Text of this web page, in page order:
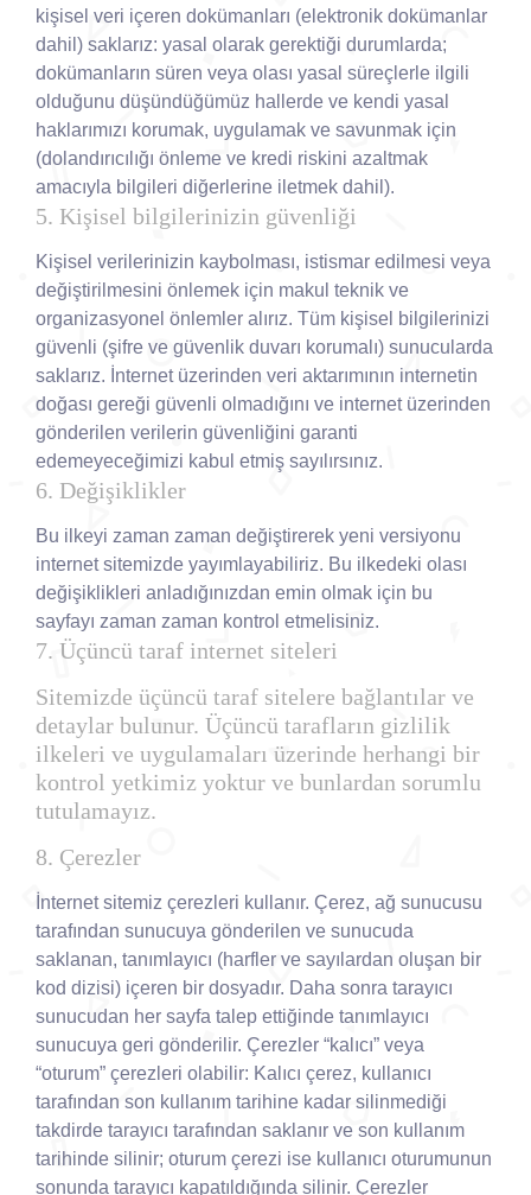
kişisel veri içeren dokümanları (elektronik dokümanlar
dahil) saklarız: yasal olarak gerektiği durumlarda;
dokümanların süren veya olası yasal süreçlerle ilgili
olduğunu düşündüğümüz hallerde ve kendi yasal
haklarımızı korumak, uygulamak ve savunmak için
(dolandırıcılığı önleme ve kredi riskini azaltmak
amacıyla bilgileri diğerlerine iletmek dahil).
5. Kişisel bilgilerinizin güvenliği
Kişisel verilerinizin kaybolması, istismar edilmesi veya
değiştirilmesini önlemek için makul teknik ve
organizasyonel önlemler alırız. Tüm kişisel bilgilerinizi
güvenli (şifre ve güvenlik duvarı korumalı) sunucularda
saklarız. İnternet üzerinden veri aktarımının internetin
doğası gereği güvenli olmadığını ve internet üzerinden
gönderilen verilerin güvenliğini garanti
edemeyeceğimizi kabul etmiş sayılırsınız.
6. Değişiklikler
Bu ilkeyi zaman zaman değiştirerek yeni versiyonu
internet sitemizde yayımlayabiliriz. Bu ilkedeki olası
değişiklikleri anladığınızdan emin olmak için bu
sayfayı zaman zaman kontrol etmelisiniz.
7. Üçüncü taraf internet siteleri
Sitemizde üçüncü taraf sitelere bağlantılar ve
detaylar bulunur. Üçüncü tarafların gizlilik
ilkeleri ve uygulamaları üzerinde herhangi bir
kontrol yetkimiz yoktur ve bunlardan sorumlu
tutulamayız.
8. Çerezler
İnternet sitemiz çerezleri kullanır. Çerez, ağ sunucusu
tarafından sunucuya gönderilen ve sunucuda
saklanan, tanımlayıcı (harfler ve sayılardan oluşan bir
kod dizisi) içeren bir dosyadır. Daha sonra tarayıcı
sunucudan her sayfa talep ettiğinde tanımlayıcı
sunucuya geri gönderilir. Çerezler “kalıcı” veya
“oturum” çerezleri olabilir: Kalıcı çerez, kullanıcı
tarafından son kullanım tarihine kadar silinmediği
takdirde tarayıcı tarafından saklanır ve son kullanım
tarihinde silinir; oturum çerezi ise kullanıcı oturumunun
sonunda tarayıcı kapatıldığında silinir. Çerezler